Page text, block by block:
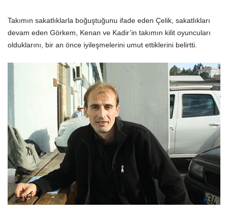
Takımın sakatlıklarla boğuştuğunu ifade eden Çelik, sakatlıkları
devam eden Görkem, Kenan ve Kadir’in takımın kilit oyuncuları
olduklarını, bir an önce iyileşmelerini umut ettiklerini belirtti.